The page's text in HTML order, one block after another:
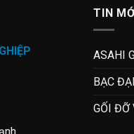
TIN
ASAHI
BẠC
GỐI ĐỠ